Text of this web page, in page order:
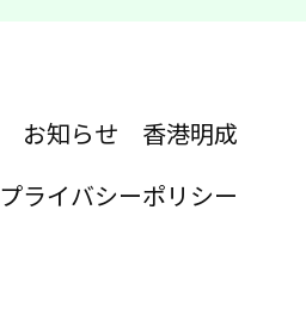
お知らせ
香港明成
プライバシーポリシー